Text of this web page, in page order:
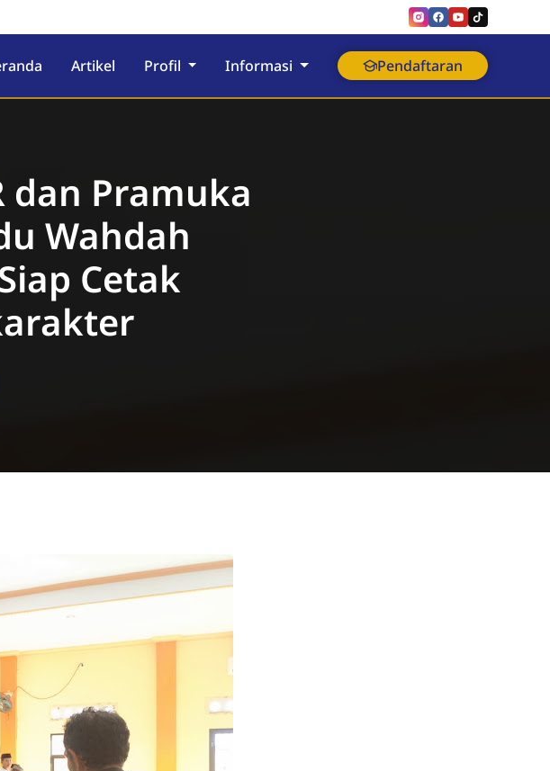
Artikel Profil Informasi Pendaftaran
dan Pramuka
Wahdah
Cetak